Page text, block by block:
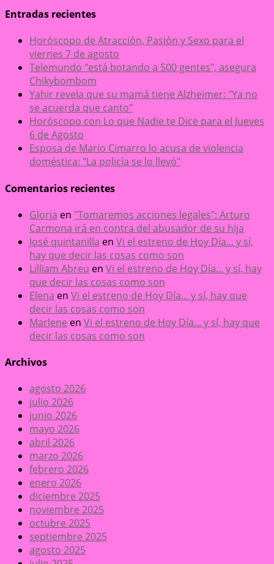
Entradas recientes
Horóscopo de Atracción, Pasión y Sexo para el
viernes 7 de agosto
Telemundo "está botando a 500 gentes", asegura
Chikybombom
Yahir revela que su mamá tiene Alzheimer: "Ya no
se acuerda que canto"
Horóscopo con Lo que Nadie te Dice para el Jueves
6 de Agosto
Esposa de Mario Cimarro lo acusa de violencia
doméstica: "La policía se lo llevó"
Comentarios recientes
Gloria en "Tomaremos acciones legales": Arturo
Carmona irá en contra del abusador de su hija
José quintanilla en Vi el estreno de Hoy Día... y sí,
hay que decir las cosas como son
Lilliam Abreu en Vi el estreno de Hoy Día... y sí, hay
que decir las cosas como son
Elena en Vi el estreno de Hoy Día... y sí, hay que
decir las cosas como son
Marlene en Vi el estreno de Hoy Día... y sí, hay que
decir las cosas como son
Archivos
agosto 2026
julio 2026
junio 2026
mayo 2026
abril 2026
marzo 2026
febrero 2026
enero 2026
diciembre 2025
noviembre 2025
octubre 2025
septiembre 2025
agosto 2025